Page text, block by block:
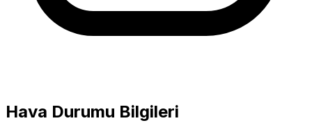
Hava Durumu Bilgileri